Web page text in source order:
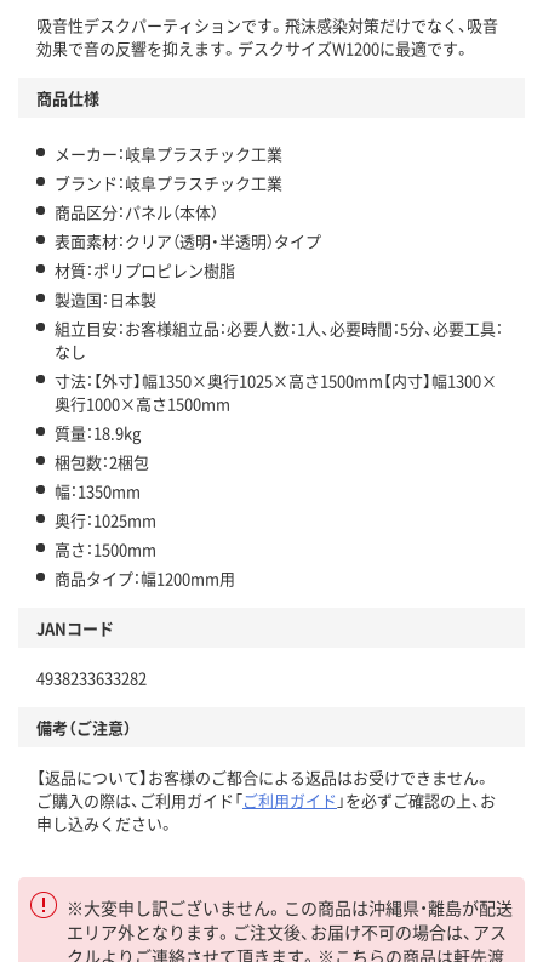
吸音性デスクパーティションです。飛沫感染対策だけでなく、吸音
効果で音の反響を抑えます。デスクサイズW1200に最適です。
商品仕様
メーカー：岐阜プラスチック工業
ブランド：岐阜プラスチック工業
商品区分：パネル（本体）
表面素材：クリア（透明・半透明）タイプ
材質：ポリプロピレン樹脂
製造国：日本製
組立目安：お客様組立品：必要人数：1人、必要時間：5分、必要工具：
なし
寸法：【外寸】幅1350×奥行1025×高さ1500mm【内寸】幅1300×
奥行1000×高さ1500mm
質量：18.9kg
梱包数：2梱包
幅：1350mm
奥行：1025mm
高さ：1500mm
商品タイプ：幅1200mm用
JANコード
4938233633282
備考（ご注意）
【返品について】お客様のご都合による返品はお受けできません。
ご購入の際は、ご利用ガイド「ご利用ガイド 」を必ずご確認の上、お
申し込みください。
※大変申し訳ございません。この商品は沖縄県・離島が配送
エリア外となります。ご注文後、お届け不可の場合は、アス
クルよりご連絡させて頂きます。※こちらの商品は軒先渡